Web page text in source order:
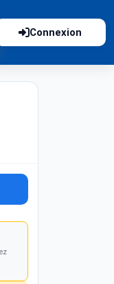
Connexion